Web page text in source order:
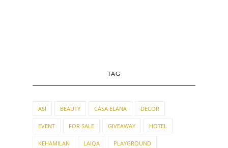
TAG
ASI BEAUTY CASA ELANA DECOR
EVENT FOR SALE GIVEAWAY HOTEL
KEHAMILAN LAIQA PLAYGROUND